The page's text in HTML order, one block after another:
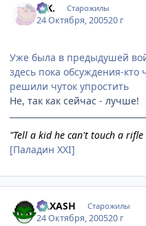
G.K. Старожилы
24 Октября, 200520 г
Уже была в предыдушей
здесь пока обсуждения-кто
решили чуток упростить
Не, так как сейчас - лучше!
"Tell a kid he can't touch a
[Паладин XXI]
RAXASH Старожилы
24 Октября, 200520 г